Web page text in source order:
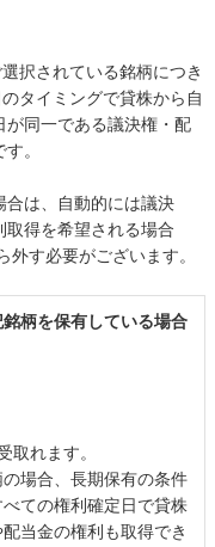
択されている銘柄につき
タイミングで貸株から自
同一である議決権・配
。
合は、自動的には議決
得を希望される場合
す必要がございます。
銘柄を保有している場合
れます。
場合、長期保有の条件
ての権利確定日で貸株
当金の権利も取得でき